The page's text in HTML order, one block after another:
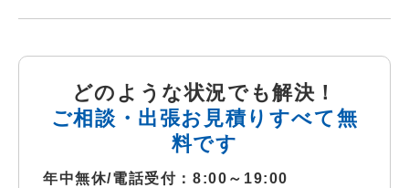
どのような状況でも解決！
ご相談・出張お見積りすべて無
料です
年中無休/電話受付：8:00～19:00